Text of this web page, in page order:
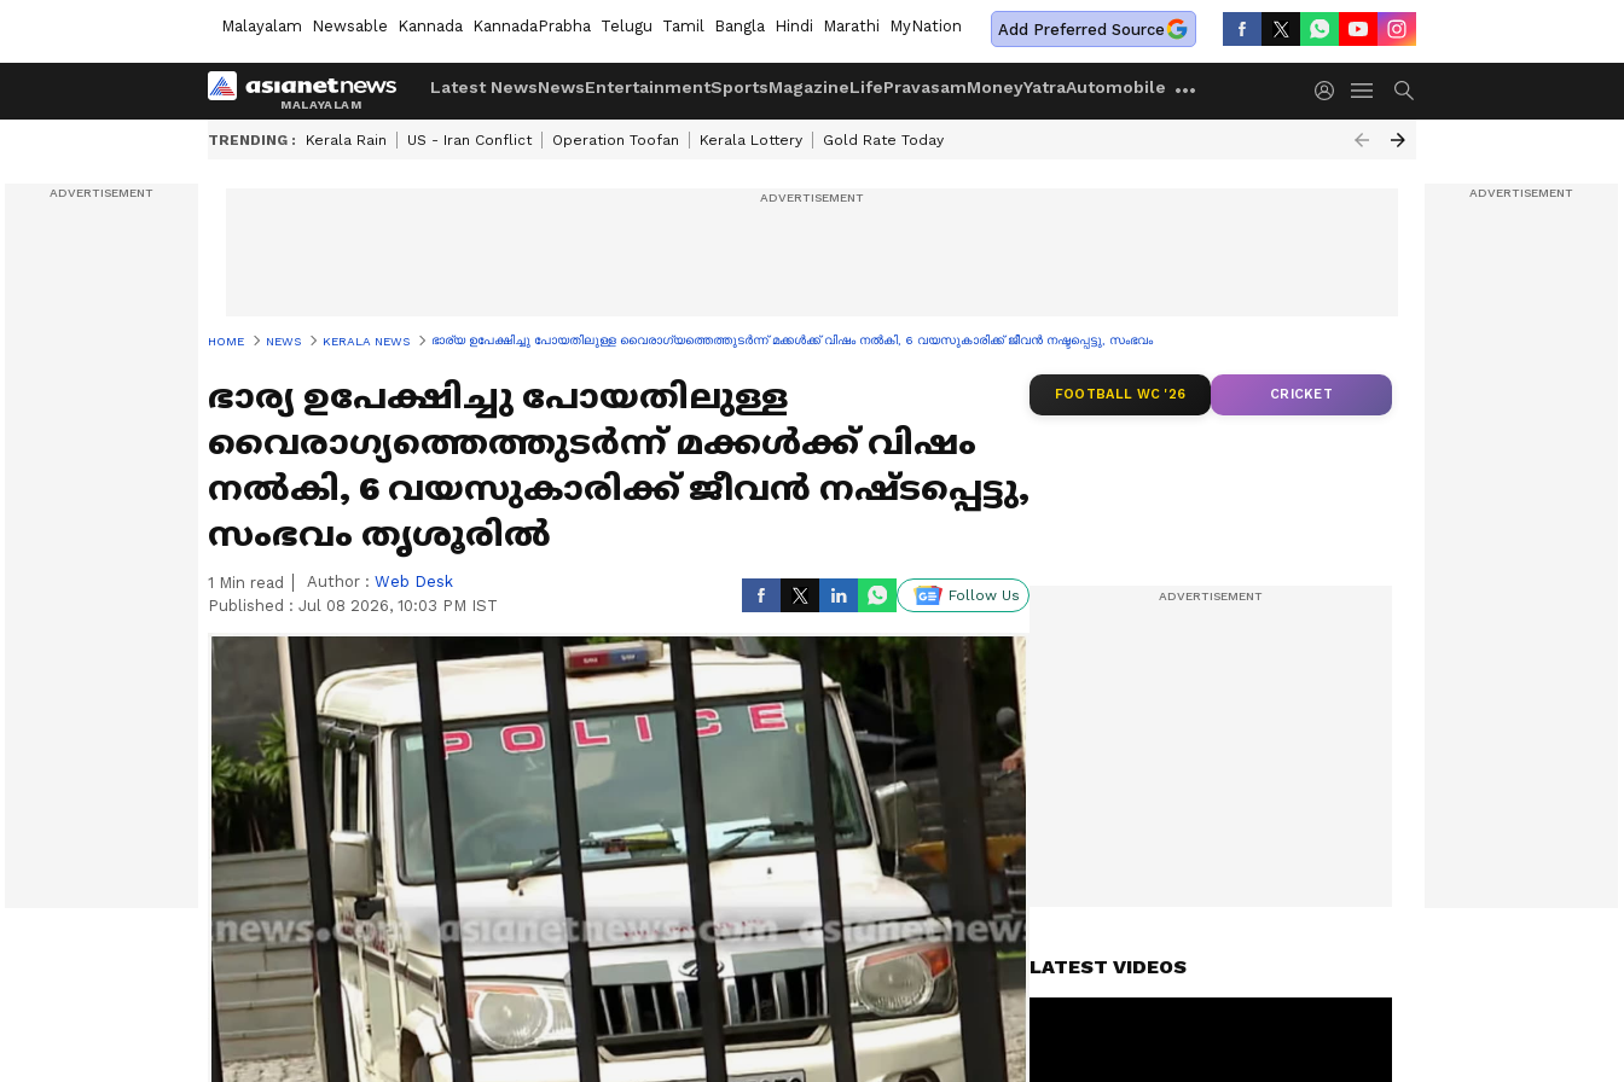
Malayalam Newsable Kannada KannadaPrabha Telugu Tamil Bangla Hindi Marathi MyNation Add Preferred Source
Latest NewsNewsEntertainmentSportsMagazineLifePravasamMoneyYatraAutomobile
TRENDING : Kerala Rain US - Iran Conflict Operation Toofan Kerala Lottery Gold Rate Today
HOME NEWS KERALA NEWS ഭാര്യ ഉപേക്ഷിച്ചു പോയതിലുള്ള വൈരാഗ്യത്തെത്തുടര്‍ന്ന് മക്കൾക്ക് വിഷം നൽകി, 6 വയസുകാരിക്ക് ജീവൻ നഷ്ടപ്പെട്ടു, സംഭവം തൃശൂരിൽ
ഭാര്യ ഉപേക്ഷിച്ചു പോയതിലുള്ള
വൈരാഗ്യത്തെത്തുടര്‍ന്ന് മക്കൾക്ക് വിഷം
നൽകി, 6 വയസുകാരിക്ക് ജീവൻ നഷ്ടപ്പെട്ടു,
സംഭവം തൃശൂരിൽ
1 Min read Author : Web Desk
Published : Jul 08 2026, 10:03 PM IST
Follow Us
FOOTBALL WC '26 CRICKET
LATEST VIDEOS